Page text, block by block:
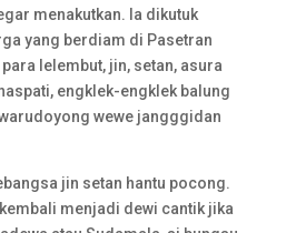
menakutkan. Ia dikutuk
yang berdiam di Pasetran
lelembut, jin, setan, asura
engklek-engklek balung
wewe jangggidan
jin setan hantu pocong.
menjadi dewi cantik jika